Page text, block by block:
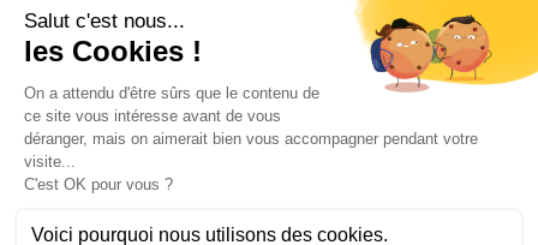
Blog
Presse
Truelle et coquelicot
Nous suivre